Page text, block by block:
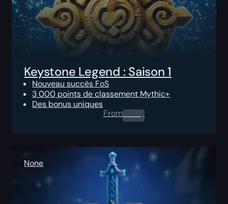
Keystone Legend : Saison 1
Nouveau succès FoS
3 000 points de classement Mythic+
Des bonus uniques
From0.00$
None